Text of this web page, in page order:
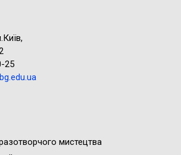
25
мистецтва